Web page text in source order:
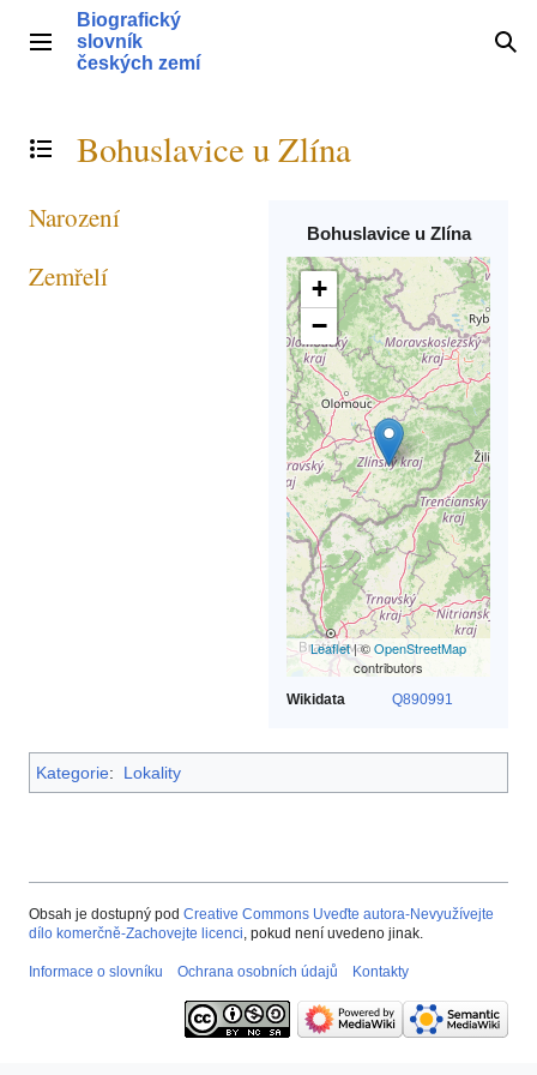
obsahHlavní menu
Biografický
slovník
českých zemí
Přepnout obsah
Bohuslavice u Zlína
Bohuslavice u Zlína
+
−
Leaflet| ©OpenStreetMap
contributors
Wikidata Q890991
Narození
Zemřelí
Kategorie: Lokality
Obsah je dostupný pod Creative Commons Uveďte autora-Nevyužívejte
dílo komerčně-Zachovejte licenci, pokud není uvedeno jinak.
Informace o slovníku Ochrana osobních údajů Kontakty